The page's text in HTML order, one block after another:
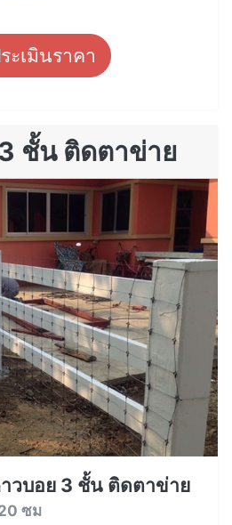
ะเมินราคา
ชั้น ติดตาข่าย
วบอย 3 ชั้น ติดตาข่าย
ซม